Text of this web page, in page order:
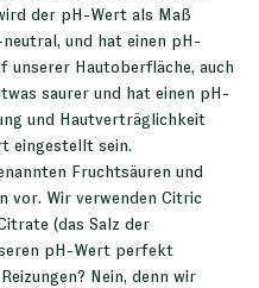
der pH-Wert als Maß
und hat einen pH-
unserer Hautoberfläche, auch
saurer und hat einen pH-
und Hautverträglichkeit
eingestellt sein.
Fruchtsäuren und
vor. Wir verwenden Citric
(das Salz der
pH-Wert perfekt
Nein, denn wir